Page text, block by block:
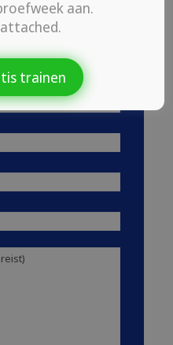
aan.
trainen